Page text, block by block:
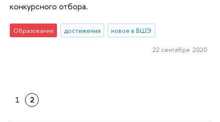
конкурсного отбора.
Образование достижения новое в ВШЭ
22 сентября 2020
1 2